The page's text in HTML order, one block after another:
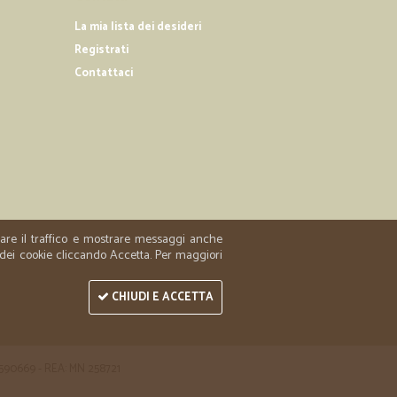
La mia lista dei desideri
Registrati
Contattaci
il traffico e mostrare messaggi anche
cookie cliccando Accetta. Per maggiori
CHIUDI E ACCETTA